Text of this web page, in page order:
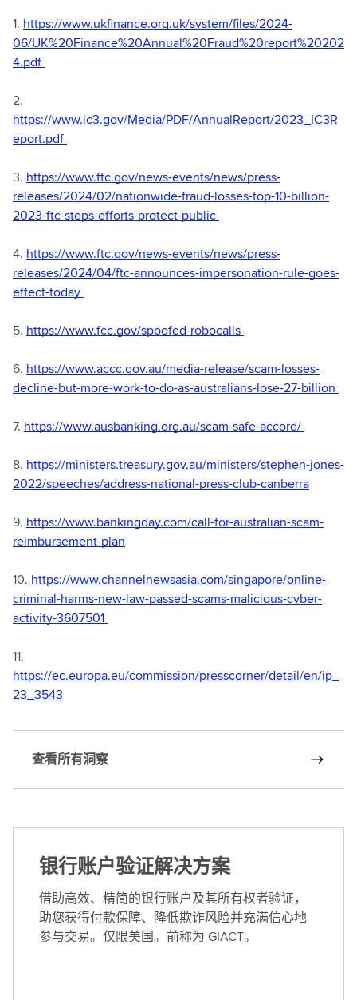
多
1. https://www.ukfinance.org.uk/system/files/2024-
06/UK%20Finance%20Annual%20Fraud%20report%20202
4.pdf
2.
https://www.ic3.gov/Media/PDF/AnnualReport/2023_IC3R
eport.pdf
3. https://www.ftc.gov/news-events/news/press-
releases/2024/02/nationwide-fraud-losses-top-10-billion-
2023-ftc-steps-efforts-protect-public
4. https://www.ftc.gov/news-events/news/press-
releases/2024/04/ftc-announces-impersonation-rule-goes-
effect-today
5. https://www.fcc.gov/spoofed-robocalls
6. https://www.accc.gov.au/media-release/scam-losses-
decline-but-more-work-to-do-as-australians-lose-27-billion
7. https://www.ausbanking.org.au/scam-safe-accord/
8. https://ministers.treasury.gov.au/ministers/stephen-jones-
2022/speeches/address-national-press-club-canberra
9. https://www.bankingday.com/call-for-australian-scam-
reimbursement-plan
10. https://www.channelnewsasia.com/singapore/online-
criminal-harms-new-law-passed-scams-malicious-cyber-
activity-3607501
11.
https://ec.europa.eu/commission/presscorner/detail/en/ip_
23_3543
查看所有洞察
银行账户验证解决方案
借助高效、精简的银行账户及其所有权者验证，
助您获得付款保障、降低欺诈风险并充满信心地
参与交易。仅限美国。前称为 GIACT。